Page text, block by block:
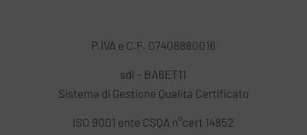
P.IVA e C.F. 07408880016
sdi – BA6ET11
Sistema di Gestione Qualità Certificato
ISO 9001 ente CSQA n°cert 14852